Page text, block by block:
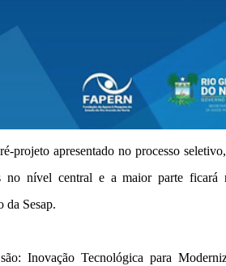
projeto apresentado no processo
no nível central e a maior parte ficará
da Sesap.
Inovação Tecnológica para